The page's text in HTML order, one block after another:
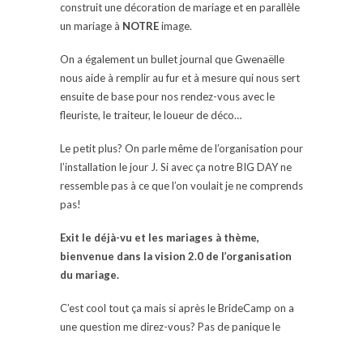
construit une décoration de mariage et en parallèle
un mariage à NOTREimage.
On a également un bullet journal que Gwenaëlle
nous aide à remplir au fur et à mesure qui nous sert
ensuite de base pour nos rendez-vous avec le
fleuriste, le traiteur, le loueur de déco…
Le petit plus? On parle même de l’organisation pour
l’installation le jour J. Si avec ça notre BIG DAY ne
ressemble pas à ce que l’on voulait je ne comprends
pas!
Exit le déjà-vu et les mariages à thème,
bienvenue dans la vision 2.0 de l’organisation
du mariage.
C’est cool tout ça mais si après le BrideCamp on a
une question me direz-vous? Pas de panique le